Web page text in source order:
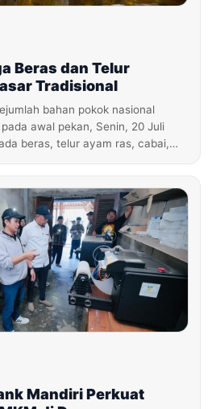
Beras dan Telur
Tradisional
bahan pokok nasional
awal pekan, Senin, 20 Juli
beras, telur ayam ras, cabai,…
Mandiri Perkuat